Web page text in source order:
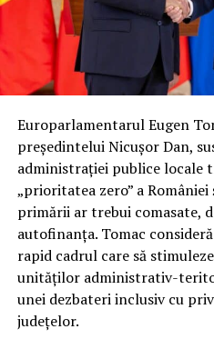
Europarlamentarul Eugen
președintelui Nicușor Dan,
administrației publice locale
„prioritatea zero” a
primării ar trebui comasate,
autofinanța. Tomac
rapid cadrul care să
unităților administrativ-
unei dezbateri inclusiv cu
județelor.